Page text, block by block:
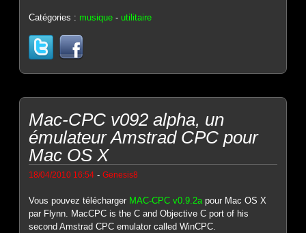
Catégories : musique -utilitaire
Mac-CPC v092 alpha, un
émulateur Amstrad CPC pour
Mac OS X
18/04/2010 16:54 -Genesis8
Vous pouvez télécharger MAC-CPC v0.9.2apour Mac OS X
par Flynn. MacCPC is the C and Objective C port of his
second Amstrad CPC emulator called WinCPC.